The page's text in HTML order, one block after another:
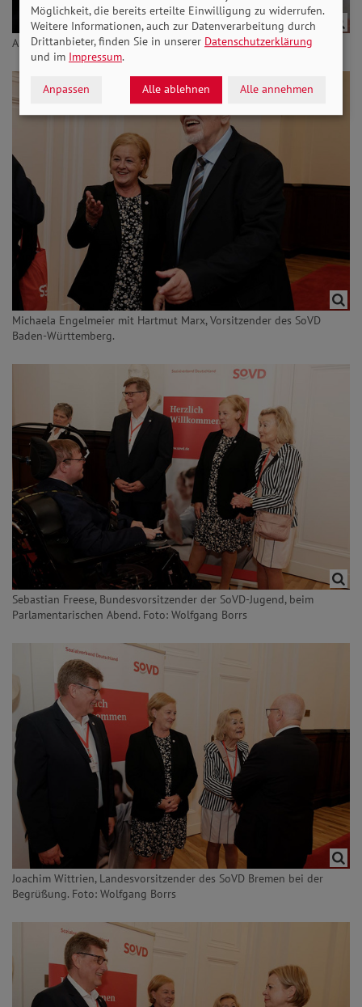
Armin Dötsch und Monika Paula. Foto: Wolfgang Borrs.
Michaela Engelmeier mit Hartmut Marx, Vorsitzender des SoVD
Baden-Württemberg.
Sebastian Freese, Bundesvorsitzender der SoVD-Jugend, beim
Parlamentarischen Abend. Foto: Wolfgang Borrs
Joachim Wittrien, Landesvorsitzender des SoVD Bremen bei der
Begrüßung. Foto: Wolfgang Borrs
Möglichkeit, die bereits erteilte Einwilligung zu widerrufen.
Weitere Informationen, auch zur Datenverarbeitung durch
Drittanbieter, finden Sie in unserer Datenschutzerklärung
und im Impressum.
Anpassen Alle ablehnen Alle annehmen